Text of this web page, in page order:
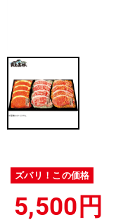
ズバリ！この価格
5,500円